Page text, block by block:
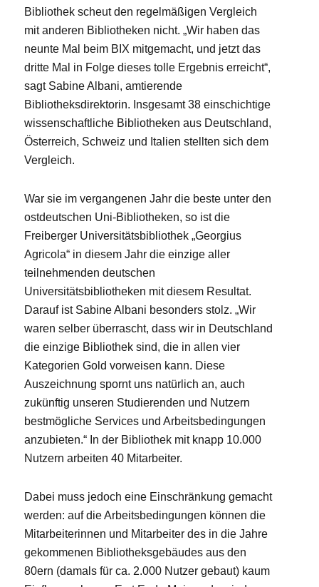
Bibliothek scheut den regelmäßigen Vergleich
mit anderen Bibliotheken nicht. „Wir haben das
neunte Mal beim BIX mitgemacht, und jetzt das
dritte Mal in Folge dieses tolle Ergebnis erreicht“,
sagt Sabine Albani, amtierende
Bibliotheksdirektorin. Insgesamt 38 einschichtige
wissenschaftliche Bibliotheken aus Deutschland,
Österreich, Schweiz und Italien stellten sich dem
Vergleich.
War sie im vergangenen Jahr die beste unter den
ostdeutschen Uni-Bibliotheken, so ist die
Freiberger Universitätsbibliothek „Georgius
Agricola“ in diesem Jahr die einzige aller
teilnehmenden deutschen
Universitätsbibliotheken mit diesem Resultat.
Darauf ist Sabine Albani besonders stolz. „Wir
waren selber überrascht, dass wir in Deutschland
die einzige Bibliothek sind, die in allen vier
Kategorien Gold vorweisen kann. Diese
Auszeichnung spornt uns natürlich an, auch
zukünftig unseren Studierenden und Nutzern
bestmögliche Services und Arbeitsbedingungen
anzubieten.“ In der Bibliothek mit knapp 10.000
Nutzern arbeiten 40 Mitarbeiter.
Dabei muss jedoch eine Einschränkung gemacht
werden: auf die Arbeitsbedingungen können die
Mitarbeiterinnen und Mitarbeiter des in die Jahre
gekommenen Bibliotheksgebäudes aus den
80ern (damals für ca. 2.000 Nutzer gebaut) kaum